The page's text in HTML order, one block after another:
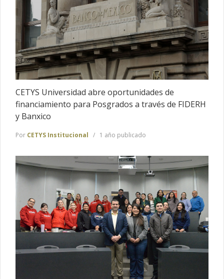
CETYS Universidad abre oportunidades de
financiamiento para Posgrados a través de FIDERH
y Banxico
Por CETYS Institucional 1 año publicado